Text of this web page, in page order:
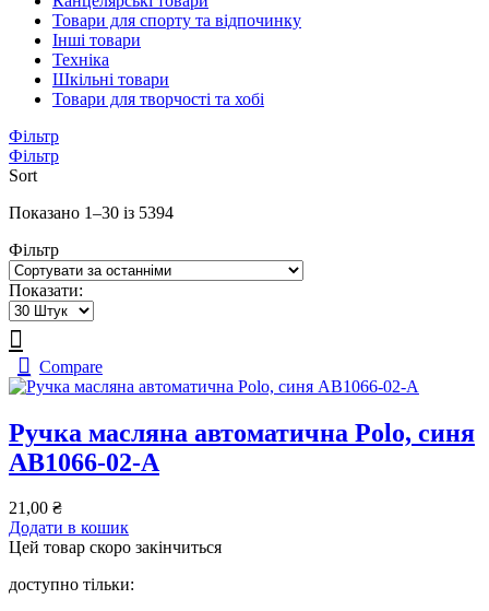
Товари для спорту та відпочинку
Інші товари
Техніка
Шкільні товари
Товари для творчості та хобі
Фільтр
Фільтр
Sort
Показано 1–30 із 5394Sorted
Фільтр
Показати:
Compare
Ручка масляна автоматична Polo, синя
AB1066-02-A
21,00 ₴
Додати в кошик
Цей товар скоро закінчиться
доступно тільки: